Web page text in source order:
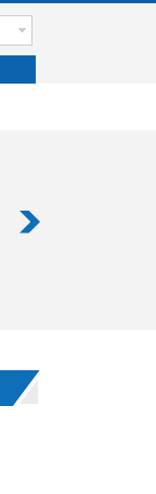
支部採用
支部人材採用情報